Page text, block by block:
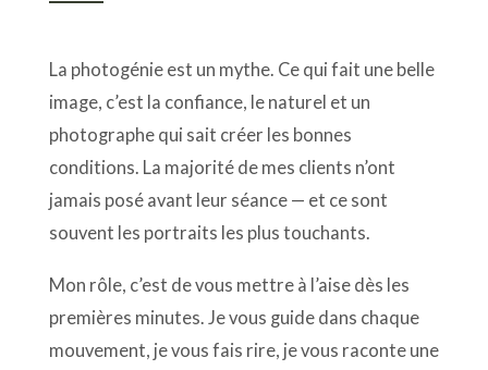
La photogénie est un mythe. Ce qui fait une belle
image, c’est la confiance, le naturel et un
photographe qui sait créer les bonnes
conditions. La majorité de mes clients n’ont
jamais posé avant leur séance — et ce sont
souvent les portraits les plus touchants.
Mon rôle, c’est de vous mettre à l’aise dès les
premières minutes. Je vous guide dans chaque
mouvement, je vous fais rire, je vous raconte une